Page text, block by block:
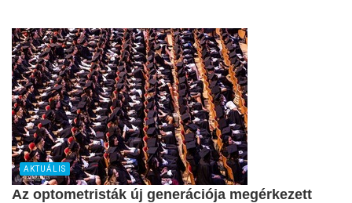
AKTUÁLIS
Az optometristák új generációja megérkezett